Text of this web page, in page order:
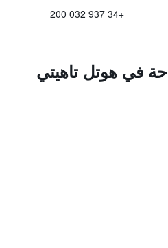
+34 937 032 200
في هوتل تاهيتي